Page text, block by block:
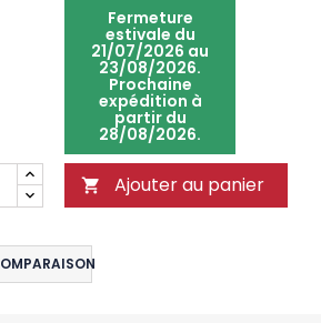
Fermeture
estivale du
21/07/2026 au
23/08/2026.
Prochaine
expédition à
partir du
28/08/2026.
 Ajouter au panier